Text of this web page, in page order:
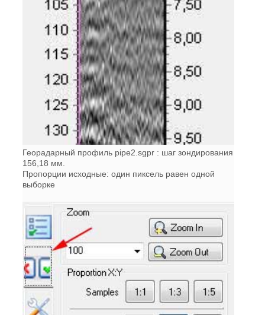
Георадарный профиль pipe2.sgpr : шаг зондирования
156,18 мм.
Пропорции исходные: один пиксель равен одной
выборке